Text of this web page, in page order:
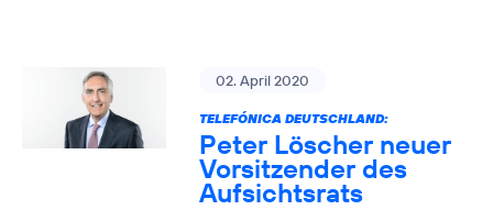
02. April 2020
TELEFÓNICA DEUTSCHLAND:
Peter Löscher neuer
Vorsitzender des
Aufsichtsrats